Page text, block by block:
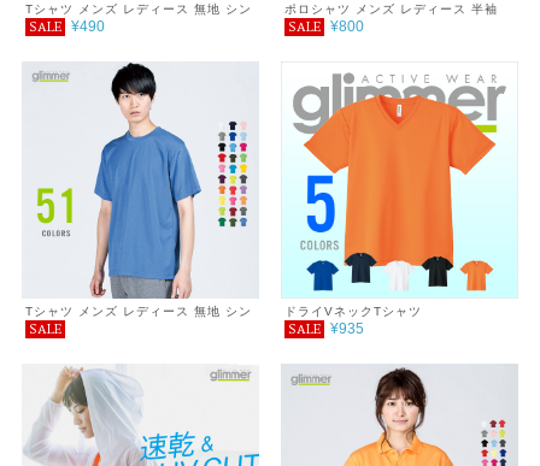
Tシャツ メンズ レディース 無地 シン
プル 薄手 涼しい 吸汗速乾 UVカット
ツ カラー 紫外線対策 服 春 夏 ゆった
り 体型カバー コンパクト アウトドア
スポーツ ランニング マラソン 運動会
ジム ウォーキング SALE ％OFF
SALE ¥490
ポロシャツ メンズ レディース 半袖
4.4オンス ドライポロシャツ
SALE ¥800
Tシャツ メンズ レディース 無地 シン
プル 薄手 涼しい 吸汗速乾 UVカット
ツ カラー 紫外線対策 服 春 夏 ゆった
り 体型カバー コンパクト アウトドア
スポーツ ランニング マラソン 運動会
ジム ウォーキング SALE ％OFF ミッ
クスカラー
SALE
ドライVネックTシャツ
SALE ¥935